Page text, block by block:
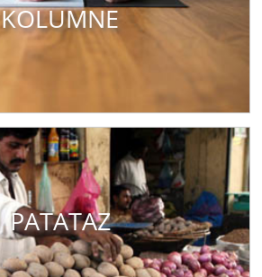
KOLUMNE
PATATAZ